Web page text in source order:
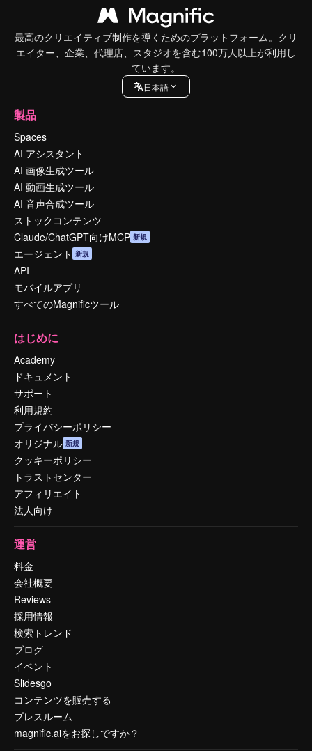
最高のクリエイティブ制作を導くためのプラットフォーム。クリ
エイター、企業、代理店、スタジオを含む100万人以上が利用し
ています。
日本語
製品
Spaces
AI アシスタント
AI 画像生成ツール
AI 動画生成ツール
AI 音声合成ツール
ストックコンテンツ
Claude/ChatGPT向けMCP 新規
エージェント 新規
API
モバイルアプリ
すべてのMagnificツール
はじめに
Academy
ドキュメント
サポート
利用規約
プライバシーポリシー
オリジナル 新規
クッキーポリシー
トラストセンター
アフィリエイト
法人向け
運営
料金
会社概要
Reviews
採用情報
検索トレンド
ブログ
イベント
Slidesgo
コンテンツを販売する
プレスルーム
magnific.aiをお探しですか？